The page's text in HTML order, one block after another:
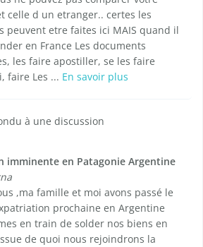
celle d un etranger.. certes les
peuvent etre faites ici MAIS quand il
en France Les documents
les faire apostiller, se les faire
faire Les ... En savoir plus
à une discussion
imminente en Patagonie Argentine
,ma famille et moi avons passé le
prochaine en Argentine
en train de solder nos biens en
de quoi nous rejoindrons la